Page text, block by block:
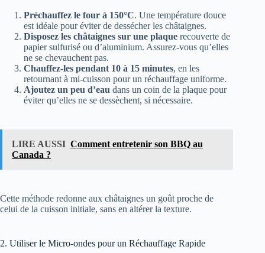
Préchauffez le four à 150°C. Une température douce
est idéale pour éviter de dessécher les châtaignes.
Disposez les châtaignes sur une plaque recouverte de
papier sulfurisé ou d’aluminium. Assurez-vous qu’elles
ne se chevauchent pas.
Chauffez-les pendant 10 à 15 minutes, en les
retournant à mi-cuisson pour un réchauffage uniforme.
Ajoutez un peu d’eau dans un coin de la plaque pour
éviter qu’elles ne se dessèchent, si nécessaire.
LIRE AUSSI Comment entretenir son BBQ au
Canada ?
Cette méthode redonne aux châtaignes un goût proche de
celui de la cuisson initiale, sans en altérer la texture.
2. Utiliser le Micro-ondes pour un Réchauffage Rapide